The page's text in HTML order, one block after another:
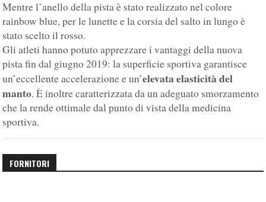
Mentre l’anello della pista è stato realizzato nel colore
rainbow blue, per le lunette e la corsia del salto in lungo è
stato scelto il rosso.
Gli atleti hanno potuto apprezzare i vantaggi della nuova
pista fin dal giugno 2019: la superficie sportiva garantisce
un’eccellente accelerazione e un’elevata elasticità del
manto. È inoltre caratterizzata da un adeguato smorzamento
che la rende ottimale dal punto di vista della medicina
sportiva.
FORNITORI